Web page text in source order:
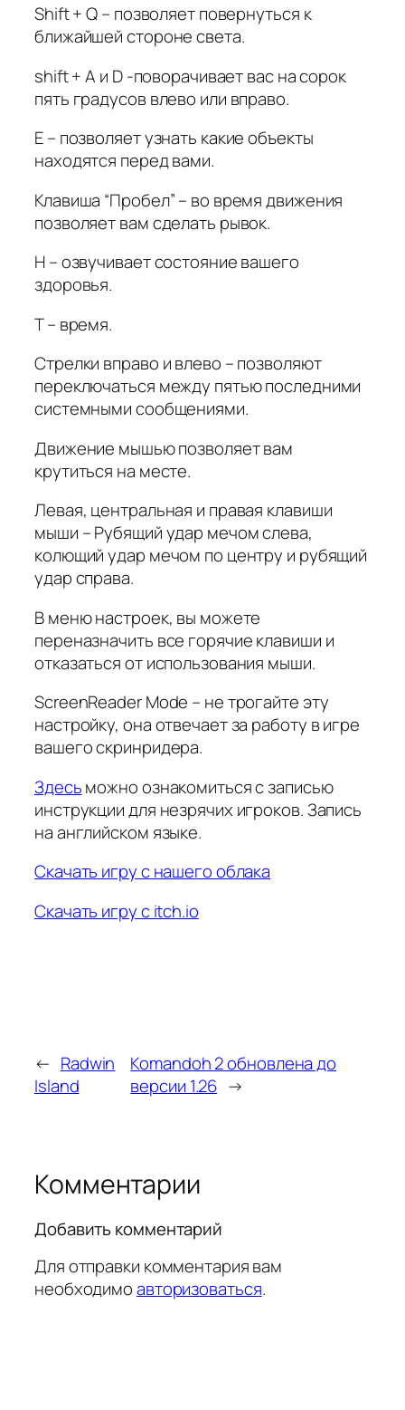
Shift + Q – позволяет повернуться к
ближайшей стороне света.
shift + A и D -поворачивает вас на сорок
пять градусов влево или вправо.
E – позволяет узнать какие объекты
находятся перед вами.
Клавиша “Пробел” – во время движения
позволяет вам сделать рывок.
H – озвучивает состояние вашего
здоровья.
T – время.
Стрелки вправо и влево – позволяют
переключаться между пятью последними
системными сообщениями.
Движение мышью позволяет вам
крутиться на месте.
Левая, центральная и правая клавиши
мыши – Рубящий удар мечом слева,
колющий удар мечом по центру и рубящий
удар справа.
В меню настроек, вы можете
переназначить все горячие клавиши и
отказаться от использования мыши.
ScreenReader Mode – не трогайте эту
настройку, она отвечает за работу в игре
вашего скринридера.
Здесьможно ознакомиться с записью
инструкции для незрячих игроков. Запись
на английском языке.
Скачать игру с нашего облака
Скачать игру с itch.io
← Radwin
Island
Komandoh 2 обновлена до
версии 1.26 →
Комментарии
Добавить комментарий
Для отправки комментария вам
необходимоавторизоваться.